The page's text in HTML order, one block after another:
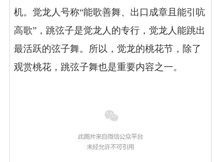
机。觉龙人号称“能歌善舞、出口成章且能引吭
高歌”，跳弦子是觉龙人的专行，觉龙人能跳出
最活跃的弦子舞。所以，觉龙的桃花节，除了
观赏桃花，跳弦子舞也是重要内容之一。